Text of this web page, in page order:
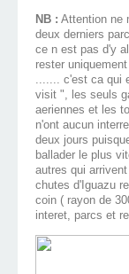
NB : Attention ne
deux derniers
ce n est pas d'y
rester
....... c'est ca qui
visit ", les seuls
aeriennes et les
n'ont aucun
deux jours
ballader le plus
autres qui
chutes d'Iguazu
coin ( rayon de
interet, parcs et